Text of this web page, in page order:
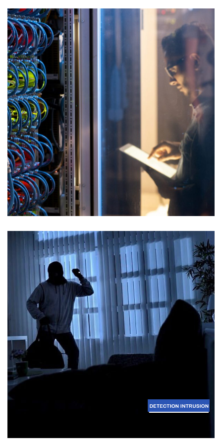
Maintenance & télémaintenance
SÉCURITÉ ÉLECTRONIQUE